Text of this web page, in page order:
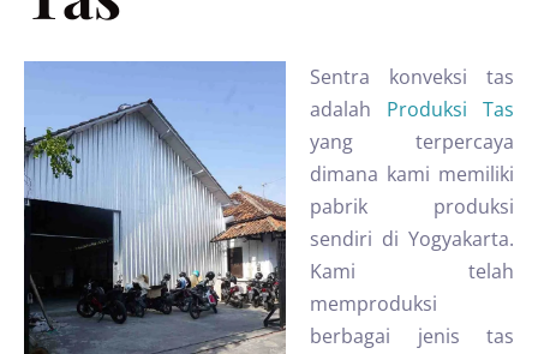
Sentra konveksi tas
adalah Produksi Tas
yang terpercaya
dimana kami memiliki
pabrik produksi
sendiri di Yogyakarta.
Kami telah
memproduksi
berbagai jenis tas